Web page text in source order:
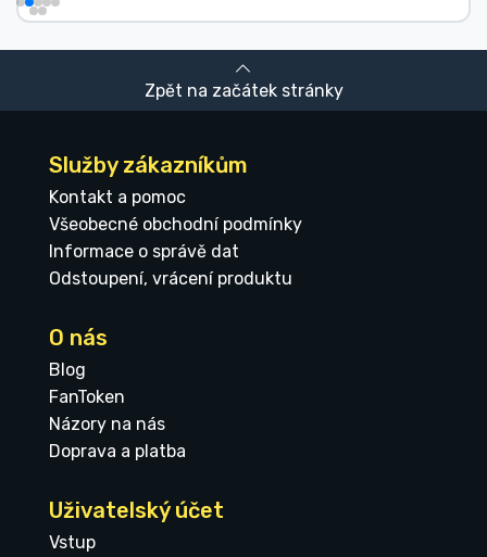
Zpět na začátek stránky
Služby zákazníkům
Kontakt a pomoc
Všeobecné obchodní podmínky
Informace o správě dat
Odstoupení, vrácení produktu
O nás
Blog
FanToken
Názory na nás
Doprava a platba
Uživatelský účet
Vstup